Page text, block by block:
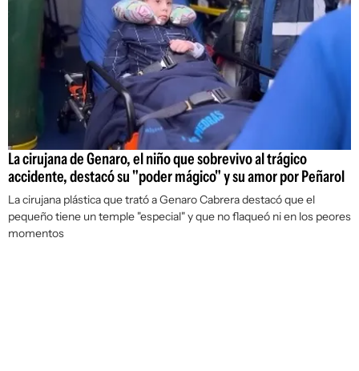
La cirujana de Genaro, el niño que sobrevivo al trágico
accidente, destacó su "poder mágico" y su amor por Peñarol
La cirujana plástica que trató a Genaro Cabrera destacó que el
pequeño tiene un temple "especial" y que no flaqueó ni en los peores
momentos